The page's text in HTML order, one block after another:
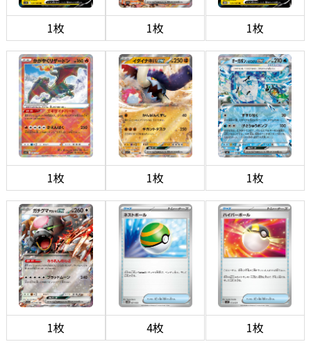
1枚 1枚 1枚
1枚 1枚 1枚
1枚 4枚 1枚